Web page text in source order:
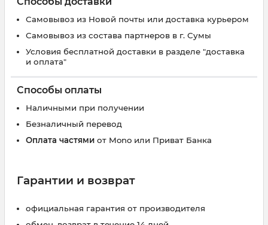
Самовывоз из Новой почты или доставка курьером
Самовывоз из состава партнеров в г. Сумы
Условия бесплатной доставки в разделе "доставка
и оплата"
Способы оплаты
Наличными при получении
Безналичный перевод
Оплата частями от Mono или Приват Банка
Гарантии и возврат
официальная гарантия от производителя